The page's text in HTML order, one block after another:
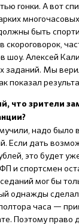
гонки. А вот
быть
скороговорок,
шоу. Алексей
заданий. Мы
показал
что зрители
надо было
Если дать
это будет
и спортсмен
мог бы
однажды
часа —
Поэтому право